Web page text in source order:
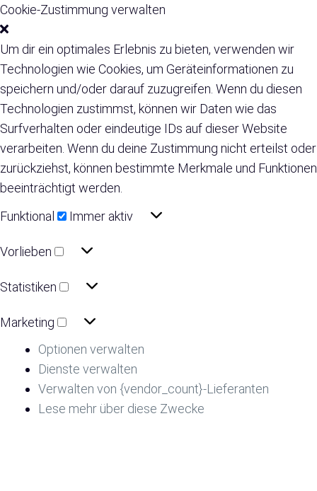
Cookie-Zustimmung verwalten
Um dir ein optimales Erlebnis zu bieten, verwenden wir
Technologien wie Cookies, um Geräteinformationen zu
speichern und/oder darauf zuzugreifen. Wenn du diesen
Technologien zustimmst, können wir Daten wie das
Surfverhalten oder eindeutige IDs auf dieser Website
verarbeiten. Wenn du deine Zustimmung nicht erteilst oder
zurückziehst, können bestimmte Merkmale und Funktionen
beeinträchtigt werden.
Funktional
Immer aktiv
Vorlieben
Statistiken
Marketing
Optionen verwalten
Dienste verwalten
Verwalten von {vendor_count}-Lieferanten
Lese mehr über diese Zwecke